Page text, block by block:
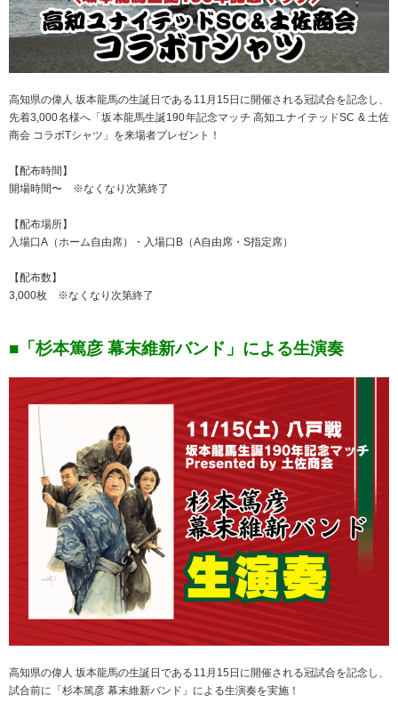
高知県の偉人 坂本龍馬の生誕日である11月15日に開催される冠試合を記念し、
先着3,000名様へ「坂本龍馬生誕190年記念マッチ 高知ユナイテッドSC & 土佐
商会 コラボTシャツ」を来場者プレゼント！
【配布時間】
開場時間〜 ※なくなり次第終了
【配布場所】
入場口A（ホーム自由席）・入場口B（A自由席・S指定席）
【配布数】
3,000枚 ※なくなり次第終了
■「杉本篤彦 幕末維新バンド」による生演奏
高知県の偉人 坂本龍馬の生誕日である11月15日に開催される冠試合を記念し、
試合前に「杉本篤彦 幕末維新バンド」による生演奏を実施！